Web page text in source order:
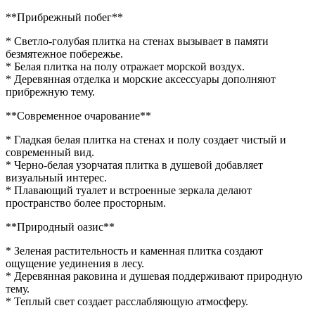
**Прибрежный побег**
* Светло-голубая плитка на стенах вызывает в памяти
безмятежное побережье.
* Белая плитка на полу отражает морской воздух.
* Деревянная отделка и морские аксессуары дополняют
прибрежную тему.
**Современное очарование**
* Гладкая белая плитка на стенах и полу создает чистый и
современный вид.
* Черно-белая узорчатая плитка в душевой добавляет
визуальный интерес.
* Плавающий туалет и встроенные зеркала делают
пространство более просторным.
**Природный оазис**
* Зеленая растительность и каменная плитка создают
ощущение уединения в лесу.
* Деревянная раковина и душевая поддерживают природную
тему.
* Теплый свет создает расслабляющую атмосферу.